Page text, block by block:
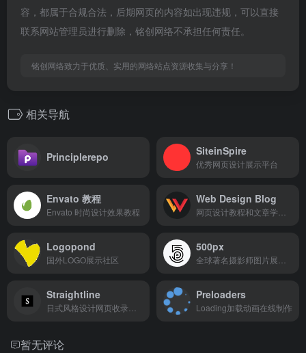
容，都属于合规合法，后期网页的内容如出现违规，可以直接
联系网站管理员进行删除，铭创网络不承担任何责任。
铭创网络致力于优质、实用的网络站点资源收集与分享！
相关导航
Principlerepo SiteinSpire
优秀网页设计展示平台
Envato 教程
Envato 时尚设计效果教程
Web Design Blog
Logopond
国外LOGO展示社区
500px
Straightline Preloaders
Loading加载动画在线制作
暂无评论